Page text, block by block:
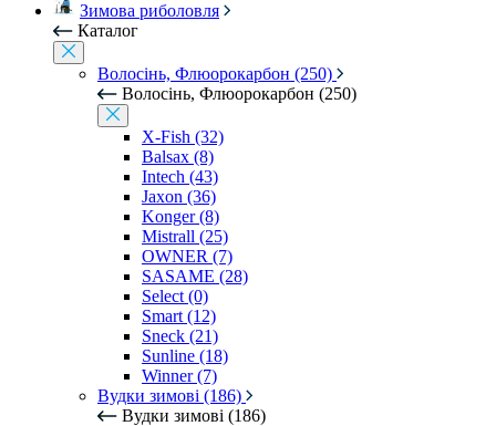
Зимова риболовля
Каталог
Волосінь, Флюорокарбон (250)
Волосінь, Флюорокарбон (250)
X-Fish (32)
Balsax (8)
Intech (43)
Jaxon (36)
Konger (8)
Mistrall (25)
OWNER (7)
SASAME (28)
Select (0)
Smart (12)
Sneck (21)
Sunline (18)
Winner (7)
Вудки зимові (186)
Вудки зимові (186)